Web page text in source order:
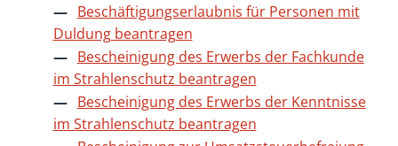
Beschäftigungserlaubnis für Personen mit
Duldung beantragen
Bescheinigung des Erwerbs der Fachkunde
im Strahlenschutz beantragen
Bescheinigung des Erwerbs der Kenntnisse
im Strahlenschutz beantragen